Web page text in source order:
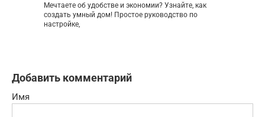
Мечтаете об удобстве и экономии? Узнайте, как
создать умный дом! Простое руководство по
настройке,
Добавить комментарий
Имя